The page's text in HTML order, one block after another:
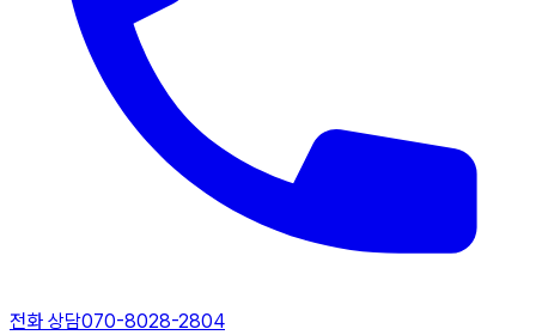
전화 상담070-8028-2804